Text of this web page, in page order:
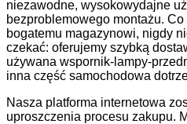
niezawodne, wysokowydajne
bezproblemowego montażu.
bogatemu magazynowi, nigdy
czekać: oferujemy szybką
używana wspornik-lampy-
inna część samochodowa
Nasza platforma internetowa
uproszczenia procesu zakupu.